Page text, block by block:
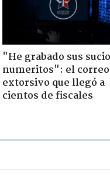
"He grabado sus
numeritos": el correo
extorsivo que llegó a
cientos de fiscales